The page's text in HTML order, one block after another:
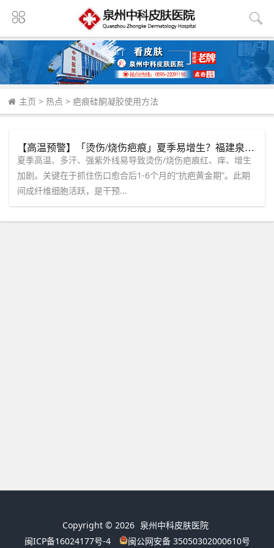
主页 > 热点 > 疤痕硅酮凝胶使用方法
【高温预警】「烫伤/烧伤疤痕」夏季易增生？福建泉州中科皮肤医院“抗疤黄金期”科普，别让伤口再“发炎”！
夏季高温、多汗、强紫外线易导致烫伤/烧伤疤痕红、痒、增生
加剧。关键在于抓住伤口愈合后1-6个月的“抗疤黄金期”。此期
间成纤维细胞活跃，是干预...
Copyright © 2026 泉州中科皮肤医院
闽ICP备16024177号-4
闽公网安备 35050302000610号